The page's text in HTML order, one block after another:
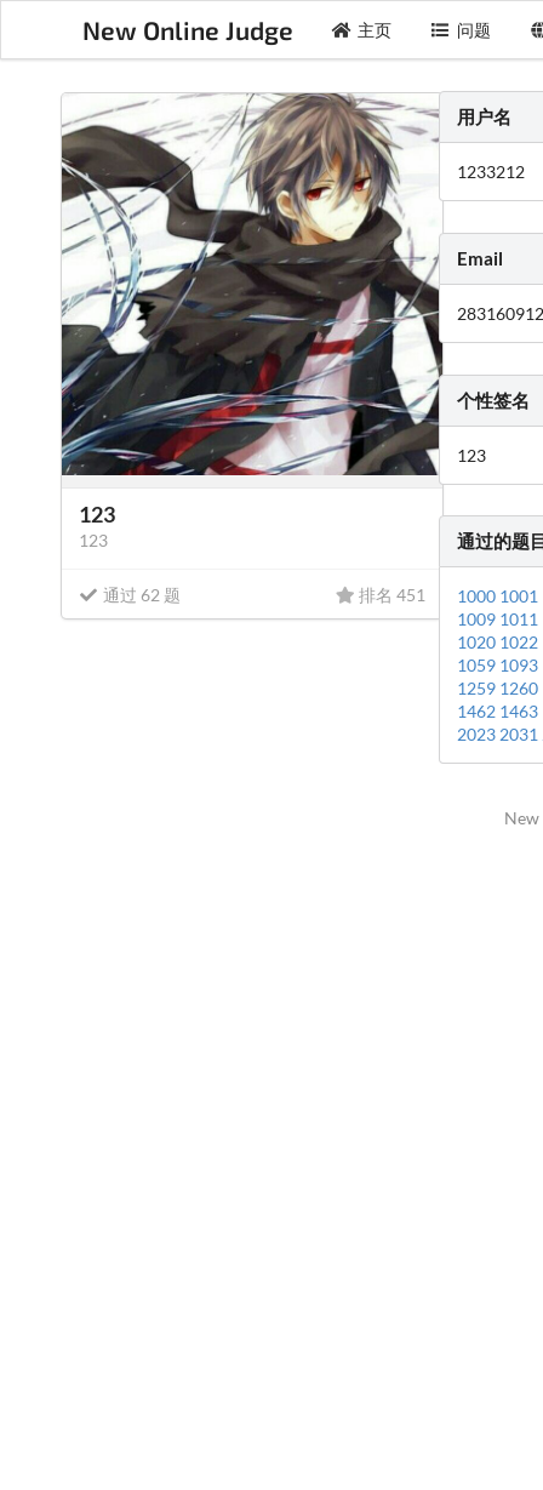
New Online Judge 主页 问题
123
123
通过 62 题 排名 451
用户名
1233212
Email
个性签名
123
通过的题
1000 1001
1009 1011
1020 1022
1059 1093
1259 1260
1462 1463
20232031